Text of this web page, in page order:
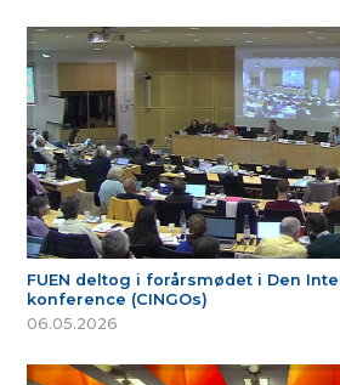
FUEN deltog i forårsmødet i Den
konference (CINGOs)
06.05.2026